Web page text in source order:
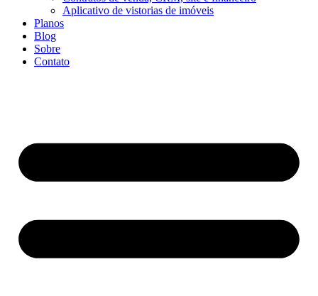
Aplicativo de vistorias de imóveis
Planos
Blog
Sobre
Contato